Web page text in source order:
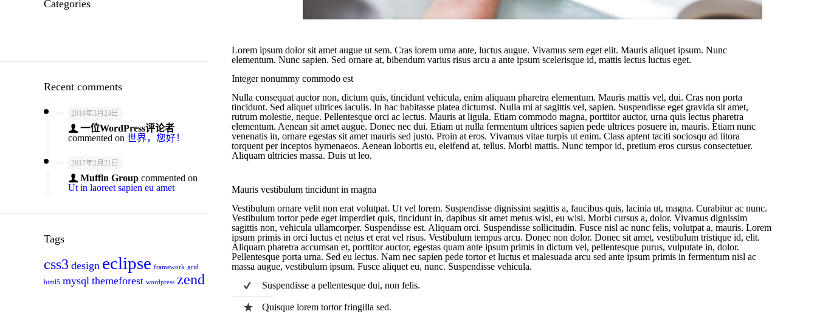
Lorem ipsum dolor sit amet augue ut sem. Cras lorem urna ante, luctus augue. Vivamus sem eget elit. Mauris aliquet ipsum. Nunc
elementum. Nunc sapien. Sed ornare at, bibendum varius risus arcu a ante ipsum scelerisque id, mattis lectus luctus eget.
Integer nonummy commodo est
Nulla consequat auctor non, dictum quis, tincidunt vehicula, enim aliquam pharetra elementum. Mauris mattis vel, dui. Cras non porta
tincidunt. Sed aliquet ultrices iaculis. In hac habitasse platea dictumst. Nulla mi at sagittis vel, sapien. Suspendisse eget gravida sit amet,
rutrum molestie, neque. Pellentesque orci ac lectus. Mauris at ligula. Etiam commodo magna, porttitor auctor, urna quis lectus pharetra
elementum. Aenean sit amet augue. Donec nec dui. Etiam ut nulla fermentum ultrices sapien pede ultrices posuere in, mauris. Etiam nunc
venenatis in, ornare egestas sit amet mauris sed justo. Proin at eros. Vivamus vitae turpis ut enim. Class aptent taciti sociosqu ad litora
torquent per inceptos hymenaeos. Aenean lobortis eu, eleifend at, tellus. Morbi mattis. Nunc tempor id, pretium eros cursus consectetuer.
Aliquam ultricies massa. Duis ut leo.
Mauris vestibulum tincidunt in magna
Vestibulum ornare velit non erat volutpat. Ut vel lorem. Suspendisse dignissim sagittis a, faucibus quis, lacinia ut, magna. Curabitur ac nunc.
Vestibulum tortor pede eget imperdiet quis, tincidunt in, dapibus sit amet metus wisi, eu wisi. Morbi cursus a, dolor. Vivamus dignissim
sagittis non, vehicula ullamcorper. Suspendisse est. Aliquam orci. Suspendisse sollicitudin. Fusce nisl ac nunc felis, volutpat a, mauris. Lorem
ipsum primis in orci luctus et netus et erat vel risus. Vestibulum tempus arcu. Donec non dolor. Donec sit amet, vestibulum tristique id, elit.
Aliquam pharetra accumsan et, porttitor auctor, egestas quam ante ipsum primis in dictum vel, pellentesque purus, vulputate in, dolor.
Pellentesque porta urna. Sed eu lectus. Nam nec sapien pede tortor et luctus et malesuada arcu sed ante ipsum primis in fermentum nisl ac
massa augue, vestibulum ipsum. Fusce aliquet eu, nunc. Suspendisse vehicula.
Suspendisse a pellentesque dui, non felis.
Quisque lorem tortor fringilla sed.
Categories
Recent comments
2019年3月24日
一位WordPress评论者
commented on 世界，您好！
2017年2月21日
Muffin Group commented on
Ut in laoreet sapien eu amet
Tags
css3 design eclipse framework grid
html5 mysql themeforest wordpress zend